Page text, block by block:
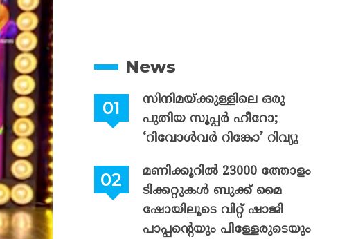
News
സിനിമയ്ക്കുള്ളിലെ ഒരു
പുതിയ സൂപ്പർ ഹീറോ;
‘റിവോൾവർ റിങ്കോ’ റിവ്യു
മണിക്കൂറിൽ 23000 ത്തോളം
ടിക്കറ്റുകൾ ബുക്ക് മൈ
ഷോയിലൂടെ വിറ്റ് ഷാജി
പാപ്പന്റെയും പിള്ളേരുടെയും